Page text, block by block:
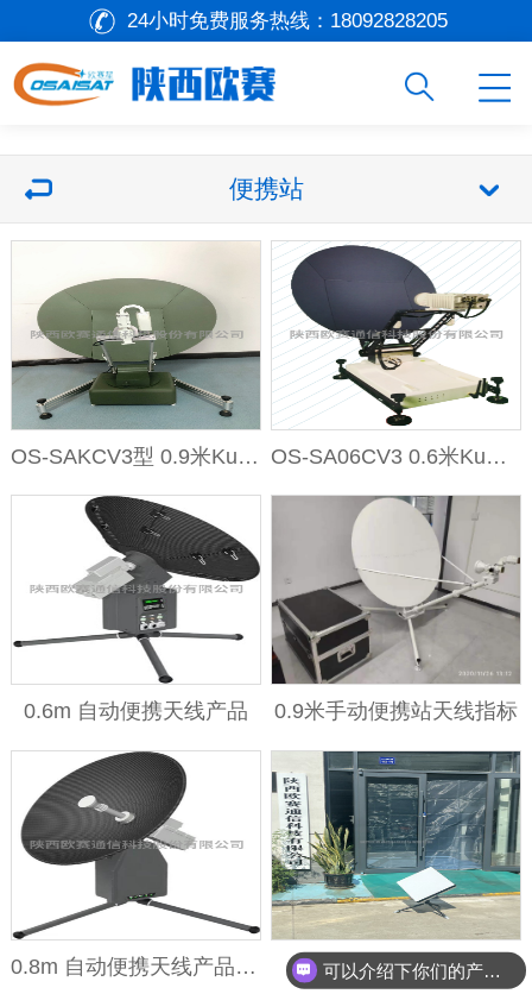
24小时免费服务热线： 18092828205
便携站
OS-SAKCV3型 0.9米Ku频段全··· OS-SA06CV3 0.6米Ku和Ka···
0.6m 自动便携天线产品 0.9米手动便携站天线指标
0.8m 自动便携天线产品指标.B 0.6米平板自动便携站
可以介绍下你们的产品么
你们是怎么收费的呢